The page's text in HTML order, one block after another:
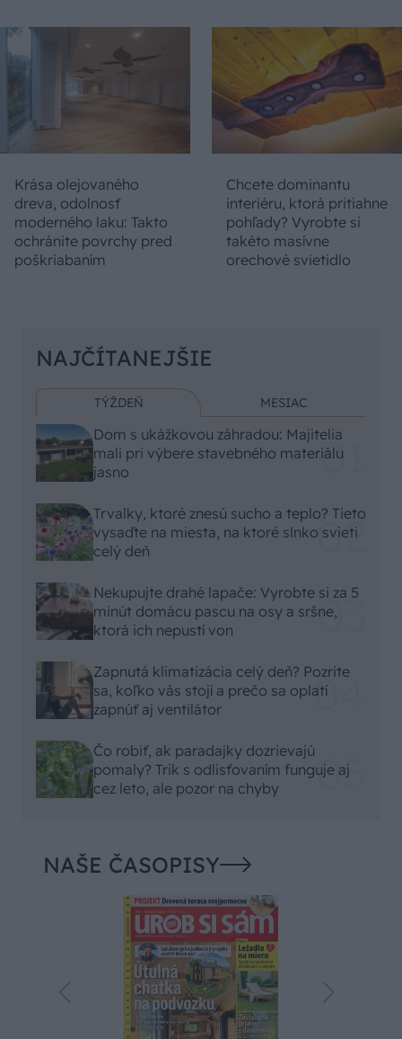
Krása olejovaného
dreva, odolnosť
moderného laku: Takto
ochránite povrchy pred
poškriabaním
Chcete dominantu
interiéru, ktorá pritiahne
pohľady? Vyrobte si
takéto masívne
orechové svietidlo
NAJČÍTANEJŠIE
TÝŽDEŇ MESIAC
Dom s ukážkovou záhradou: Majitelia
mali pri výbere stavebného materiálu
jasno
Trvalky, ktoré znesú sucho a teplo? Tieto
vysaďte na miesta, na ktoré slnko svieti
celý deň
Nekupujte drahé lapače: Vyrobte si za 5
minút domácu pascu na osy a sršne,
ktorá ich nepustí von
Zapnutá klimatizácia celý deň? Pozrite
sa, koľko vás stojí a prečo sa oplatí
zapnúť aj ventilátor
Čo robiť, ak paradajky dozrievajú
pomaly? Trik s odlisťovaním funguje aj
cez leto, ale pozor na chyby
NAŠE ČASOPISY